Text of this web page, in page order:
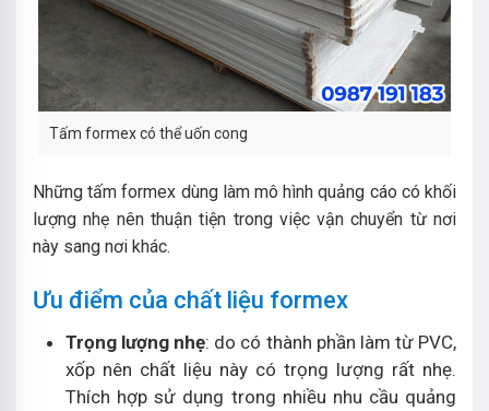
Tấm formex có thể uốn cong
Những tấm formex dùng làm mô hình quảng cáo có khối
lượng nhẹ nên thuận tiện trong việc vận chuyển từ nơi
này sang nơi khác.
Ưu điểm của chất liệu formex
Trọng lượng nhẹ: do có thành phần làm từ PVC,
xốp nên chất liệu này có trọng lượng rất nhẹ.
Thích hợp sử dụng trong nhiều nhu cầu quảng